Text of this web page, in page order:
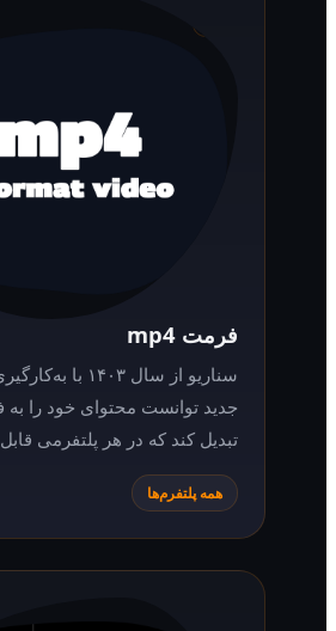
سناریو از سال ۱۴۰۳ با به‌کارگیری فناوری
جدید توانست محتوای خود را به فرمت mp4
تبدیل کند که در هر پلتفرمی قابل پخش است.
همه پلتفرم‌ها